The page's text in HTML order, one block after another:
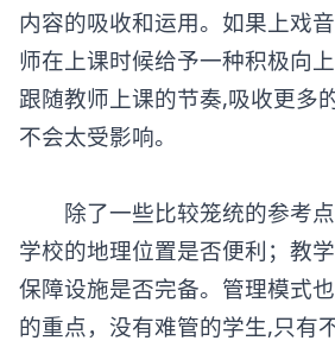
内容的吸收和运用。如果上戏
师在上课时候给予一种积极向
跟随教师上课的节奏,吸收更多
不会太受影响。
除了一些比较笼统的参考点
学校的地理位置是否便利；教
保障设施是否完备。管理模式
的重点，没有难管的学生,只有